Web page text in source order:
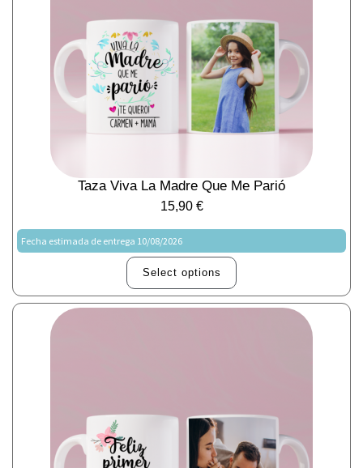
Taza Viva La Madre Que Me Parió
15,90 €
Fecha estimada de entrega 10/08/2026
Select options